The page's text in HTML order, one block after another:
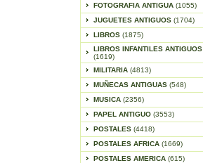
FOTOGRAFIA ANTIGUA (1055)
JUGUETES ANTIGUOS (1704)
LIBROS (1875)
LIBROS INFANTILES ANTIGUOS
(1619)
MILITARIA (4813)
MUÑECAS ANTIGUAS (548)
MUSICA (2356)
PAPEL ANTIGUO (3553)
POSTALES (4418)
POSTALES AFRICA (1669)
POSTALES AMERICA (615)